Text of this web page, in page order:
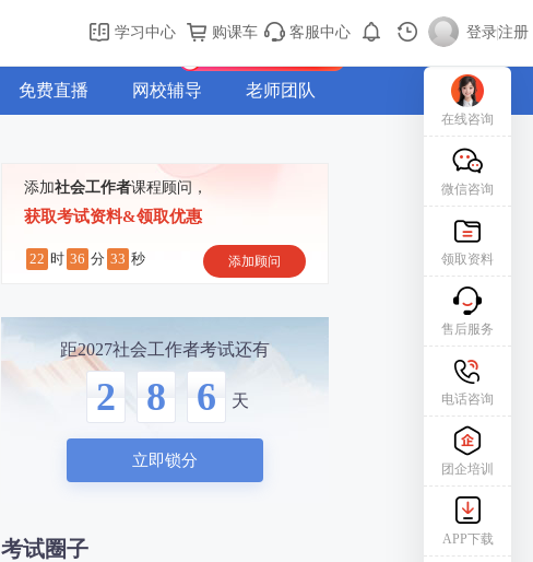
购课车 登录/注册
学习中心 购课车 客服中心 登录|注册
免费直播 网校辅导 老师团队
添加社会工作者课程顾问，
获取考试资料&领取优惠
22 时 36 分 32 秒 添加顾问
距2027社会工作者考试还有
2 8 6 天
立即锁分
考试圈子
在线咨询
微信咨询
领取资料
售后服务
电话咨询
团企培训
APP下载